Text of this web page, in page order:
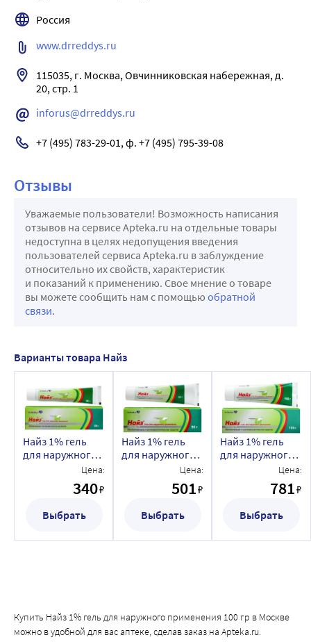
Россия
www.drreddys.ru
115035, г. Москва, Овчинниковская набережная, д.
20, стр. 1
inforus@drreddys.ru
+7 (495) 783-29-01, ф. +7 (495) 795-39-08
Отзывы
Уважаемые пользователи! Возможность написания
отзывов на сервисе Apteka.ru на отдельные товары
недоступна в целях недопущения введения
пользователей сервиса Apteka.ru в заблуждение
относительно их свойств, характеристик
и показаний к применению. Свое мнение о товаре
вы можете сообщить нам с помощью обратной
связи.
Варианты товара Найз
Найз 1% гель
для наружного
применения 20
Цена:
340₽
Выбрать
Найз 1% гель
для наружного
применения 50
Цена:
501₽
Выбрать
Найз 1% гель
для наружного
применения 100
Цена:
781₽
Выбрать
Купить Найз 1% гель для наружного применения 100 гр в Москве
можно в удобной для вас аптеке, сделав заказ на Apteka.ru.